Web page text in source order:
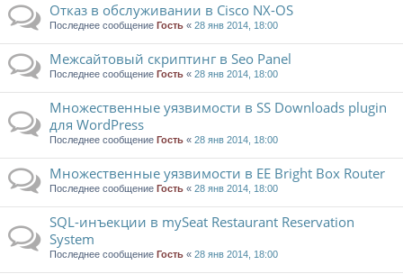
Отказ в обслуживании в Cisco NX-OS
Последнее сообщение Гость « 28 янв 2014, 18:00
Межсайтовый скриптинг в Seo Panel
Последнее сообщение Гость « 28 янв 2014, 18:00
Множественные уязвимости в SS Downloads plugin
для WordPress
Последнее сообщение Гость « 28 янв 2014, 18:00
Множественные уязвимости в EE Bright Box Router
Последнее сообщение Гость « 28 янв 2014, 18:00
SQL-инъекции в mySeat Restaurant Reservation
System
Последнее сообщение Гость « 28 янв 2014, 18:00